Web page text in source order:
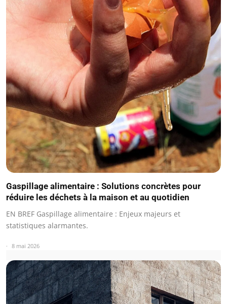
Gaspillage alimentaire : Solutions concrètes pour
réduire les déchets à la maison et au quotidien
EN BREF Gaspillage alimentaire : Enjeux majeurs et
statistiques alarmantes.
8 mai 2026